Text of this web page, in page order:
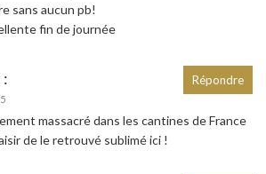
sans aucun pb!
fin de journée
massacré dans les cantines de France
de le retrouvé sublimé ici !
Répondre